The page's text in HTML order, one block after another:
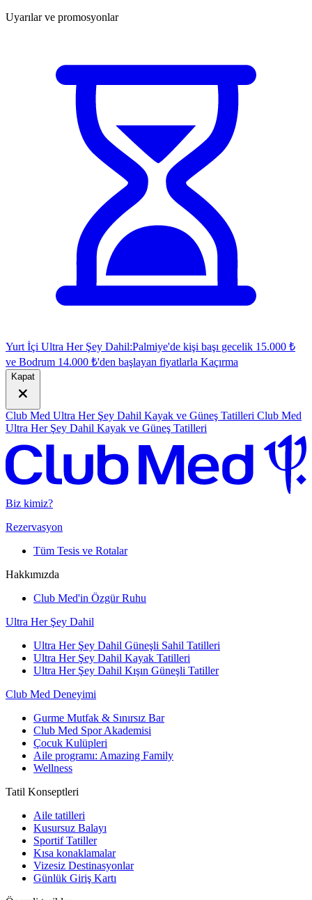
Uyarılar ve promosyonlar
Yurt İçi Ultra Her Şey Dahil:Palmiye'de kişi başı gecelik 15.000 ₺
ve Bodrum 14.000 ₺'den başlayan fiyatlarla Kaçırma
Kapat
Club Med Ultra Her Şey Dahil Kayak ve Güneş Tatilleri Club Med
Ultra Her Şey Dahil Kayak ve Güneş Tatilleri
Biz kimiz?
Rezervasyon
Tüm Tesis ve Rotalar
Hakkımızda
Club Med'in Özgür Ruhu
Ultra Her Şey Dahil
Ultra Her Şey Dahil Güneşli Sahil Tatilleri
Ultra Her Şey Dahil Kayak Tatilleri
Ultra Her Şey Dahil Kışın Güneşli Tatiller
Club Med Deneyimi
Gurme Mutfak & Sınırsız Bar
Club Med Spor Akademisi
Çocuk Kulüpleri
Aile programı: Amazing Family
Wellness
Tatil Konseptleri
Aile tatilleri
Kusursuz Balayı
Sportif Tatiller
Kısa konaklamalar
Vizesiz Destinasyonlar
Günlük Giriş Kartı